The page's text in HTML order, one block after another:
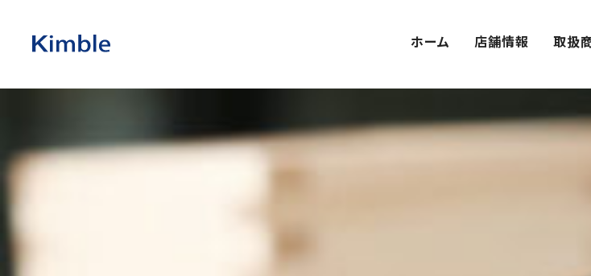
ホーム 店舗情報 取扱